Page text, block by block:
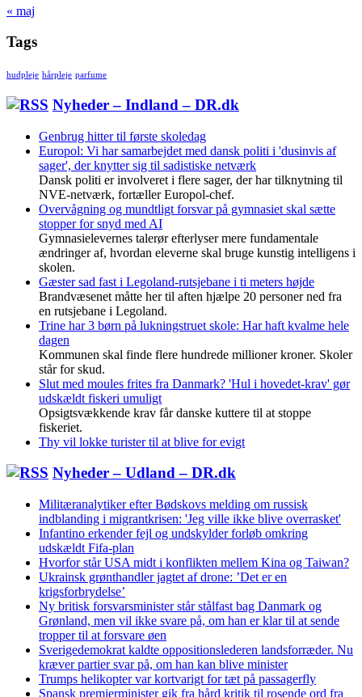
« maj
Tags
hudpleje hårpleje parfume
Nyheder – Indland – DR.dk
Genbrug hitter til første skoledag
Europol: Vi har samarbejdet med dansk politi i 'dusinvis af
sager', der knytter sig til sadistiske netværk
Dansk politi er involveret i flere sager, der har tilknytning til
NVE-netværk, fortæller Europol-chef.
Overvågning og mundtligt forsvar på gymnasiet skal sætte
stopper for snyd med AI
Gymnasielevernes talerør efterlyser mere fundamentale
ændringer af, hvordan eleverne skal bruge kunstig intelligens i
skolen.
Gæster sad fast i Legoland-rutsjebane i ti meters højde
Brandvæsenet måtte her til aften hjælpe 20 personer ned fra
en rutsjebane i Legoland.
Trine har 3 børn på lukningstruet skole: Har haft kvalme hele
dagen
Kommunen skal finde flere hundrede millioner kroner. Skoler
står for skud.
Slut med moules frites fra Danmark? 'Hul i hovedet-krav' gør
udskældt fiskeri umuligt
Opsigtsvækkende krav får danske kuttere til at stoppe
fiskeriet.
Thy vil lokke turister til at blive for evigt
Nyheder – Udland – DR.dk
Militæranalytiker efter Bødskovs melding om russisk
indblanding i migrantkrisen: 'Jeg ville ikke blive overrasket'
Infantino erkender fejl og undskylder forløb omkring
udskældt Fifa-plan
Hvorfor står USA midt i konflikten mellem Kina og Taiwan?
Ukrainsk grønthandler jagtet af drone: ’Det er en
krigsforbrydelse’
Ny britisk forsvarsminister står stålfast bag Danmark og
Grønland, men vil ikke svare på, om han er klar til at sende
tropper til at forsvare øen
Sverigedemokrat kaldte oppositionslederen landsforræder. Nu
kræver partier svar på, om han kan blive minister
Trumps helikopter var kortvarigt for tæt på passagerfly
Spansk premierminister gik fra hård kritik til rosende ord fra